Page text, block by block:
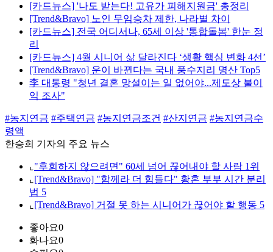
[카드뉴스] '나도 받는다! 고유가 피해지원금' 총정리
[Trend&Bravo] 노인 무임승차 제한, 나라별 차이
[카드뉴스] 전국 어디서나, 65세 이상 '통합돌봄' 한눈 정
리
[카드뉴스] 4월 시니어 삶 달라진다 ‘생활 핵심 변화 4선’
[Trend&Bravo] 운이 바뀐다는 국내 풍수지리 명산 Top5
李 대통령 "청년 결혼 망설이는 일 없어야...제도상 불이
익 조사"
#농지연금 #주택연금 #농지연금조건 #산지연금 #농지연금수
령액
한승희 기자의 주요 뉴스
⌞ "후회하지 않으려면" 60세 넘어 끊어내야 할 사람 1위
⌞ [Trend&Bravo] "함께라 더 힘들다" 황혼 부부 시간 분리
법 5
⌞ [Trend&Bravo] 거절 못 하는 시니어가 끊어야 할 행동 5
좋아요0
화나요0